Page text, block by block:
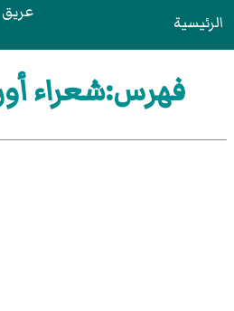
الرئيسية عريق
فهرس:شعراء